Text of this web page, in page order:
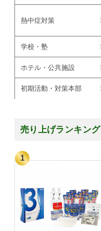
熱中症対策
学校・塾
ホテル・公共施設
初期活動・対策本部
売り上げランキング